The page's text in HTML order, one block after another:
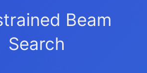
Beam
Search